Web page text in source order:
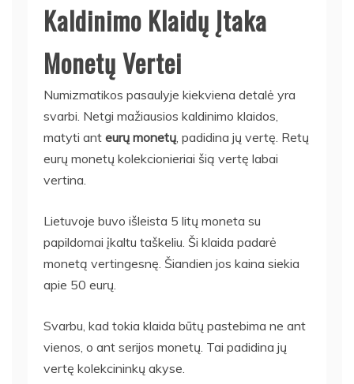
Kaldinimo Klaidų Įtaka
Monetų Vertei
Numizmatikos pasaulyje kiekviena detalė yra
svarbi. Netgi mažiausios kaldinimo klaidos,
matyti ant eurų monetų , padidina jų vertę. Retų
eurų monetų kolekcionieriai šią vertę labai
vertina.
Lietuvoje buvo išleista 5 litų moneta su
papildomai įkaltu taškeliu. Ši klaida padarė
monetą vertingesnę. Šiandien jos kaina siekia
apie 50 eurų.
Svarbu, kad tokia klaida būtų pastebima ne ant
vienos, o ant serijos monetų. Tai padidina jų
vertę kolekcininkų akyse.